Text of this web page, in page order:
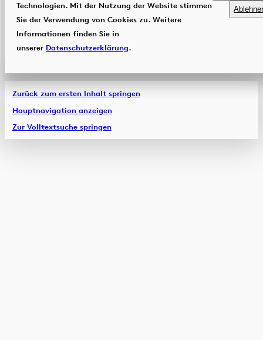
Technologien. Mit der Nutzung der Website stimmen
Sie der Verwendung von Cookies zu. Weitere
Informationen finden Sie in
unserer Datenschutzerklärung.
Zurück zum ersten Inhalt springen
Hauptnavigation anzeigen
Zur Volltextsuche springen